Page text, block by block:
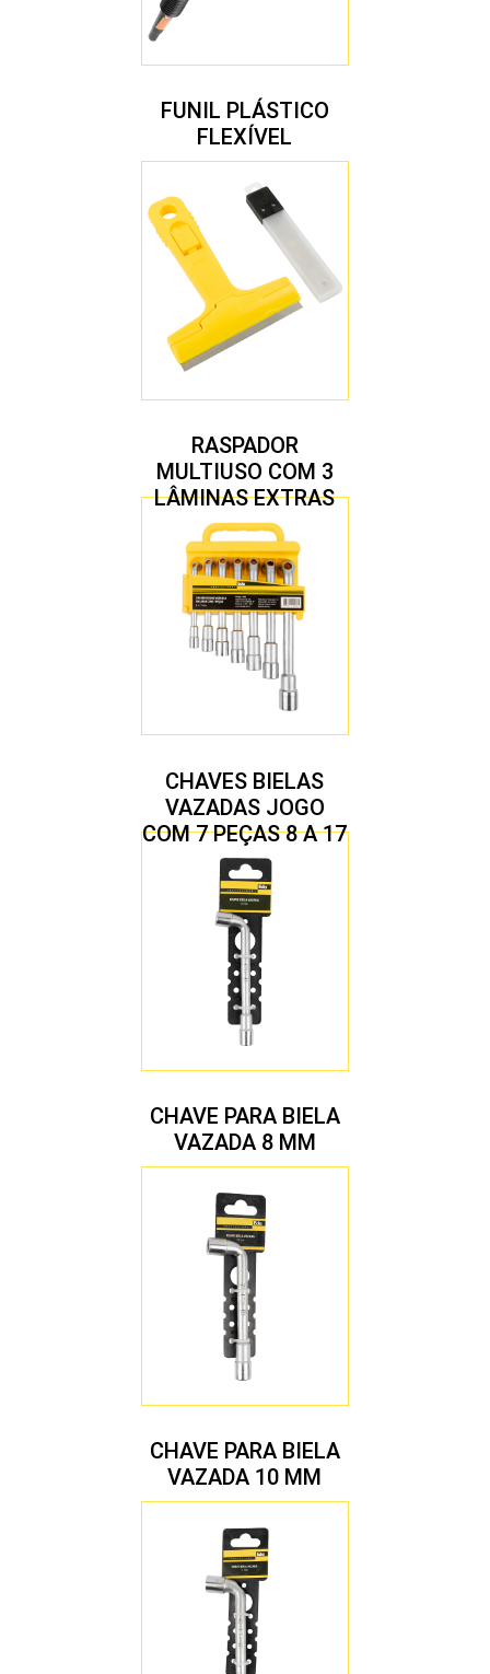
FUNIL PLÁSTICO
FLEXÍVEL
RASPADOR
MULTIUSO COM 3
LÂMINAS EXTRAS
CHAVES BIELAS
VAZADAS JOGO
COM 7 PEÇAS 8 A 17
MM
CHAVE PARA BIELA
VAZADA 8 MM
CHAVE PARA BIELA
VAZADA 10 MM